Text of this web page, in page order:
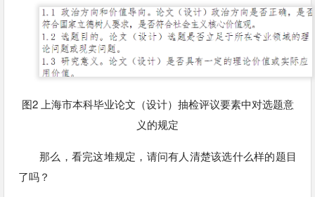
图2 上海市本科毕业论文（设计）抽检评议要素中对选题意
义的规定
那么，看完这堆规定，请问有人清楚该选什么样的题目
了吗？